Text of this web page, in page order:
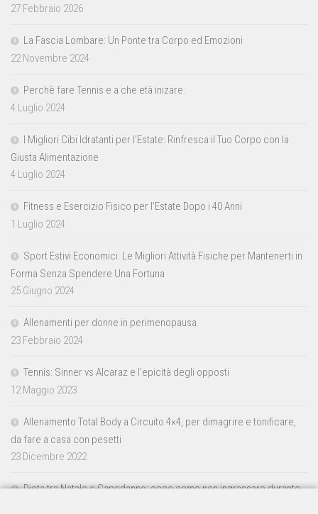
27 Febbraio 2026
La Fascia Lombare: Un Ponte tra Corpo ed Emozioni
22 Novembre 2024
Perchè fare Tennis e a che età inizare.
4 Luglio 2024
I Migliori Cibi Idratanti per l’Estate: Rinfresca il Tuo Corpo con la
Giusta Alimentazione
4 Luglio 2024
Fitness e Esercizio Fisico per l’Estate Dopo i 40 Anni
1 Luglio 2024
Sport Estivi Economici: Le Migliori Attività Fisiche per Mantenerti in
Forma Senza Spendere Una Fortuna
25 Giugno 2024
Allenamenti per donne in perimenopausa
23 Febbraio 2024
Tennis: Sinner vs Alcaraz e l’epicità degli opposti
12 Maggio 2023
Allenamento Total Body a Circuito 4×4, per dimagrire e tonificare,
da fare a casa con pesetti
23 Dicembre 2022
Dieta tra Natale e Capodanno: ecco come non ingrassare durante